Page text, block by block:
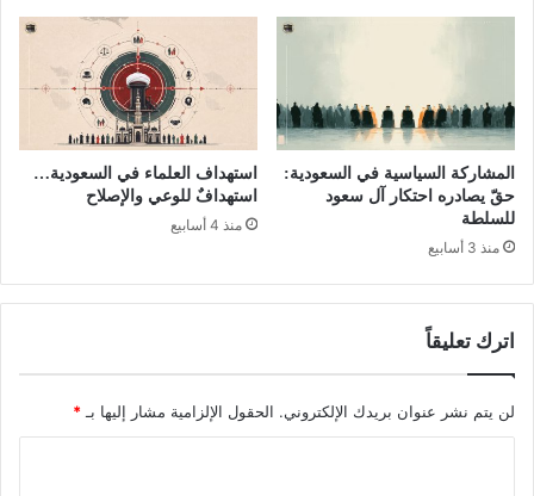
المشاركة السياسية في السعودية:
حقّ يصادره احتكار آل سعود
للسلطة
منذ 3 أسابيع
استهداف العلماء في السعودية…
استهدافٌ للوعي والإصلاح
منذ 4 أسابيع
اترك تعليقاً
لن يتم نشر عنوان بريدك الإلكتروني. الحقول الإلزامية مشار إليها بـ*